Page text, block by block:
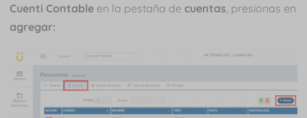
Cuenti Contable en la pestaña de cuentas , presionas en
agregar: